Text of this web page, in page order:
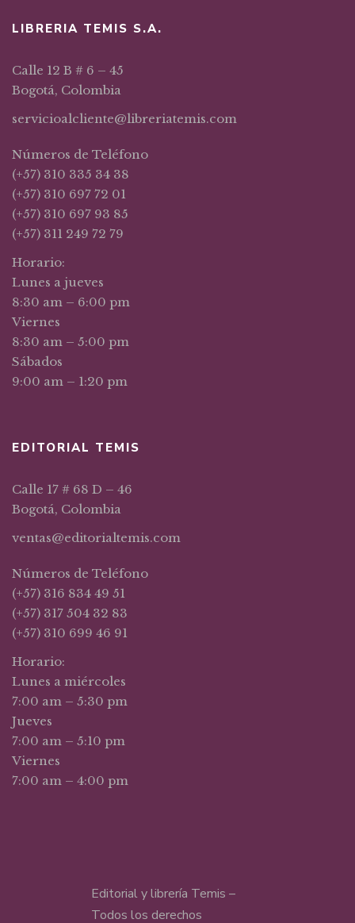
LIBRERIA TEMIS S.A.
Calle 12 B # 6 – 45
Bogotá, Colombia
servicioalcliente@libreriatemis.com
Números de Teléfono
(+57) 310 335 34 38
(+57) 310 697 72 01
(+57) 310 697 93 85
(+57) 311 249 72 79
Horario:
Lunes a jueves
8:30 am – 6:00 pm
Viernes
8:30 am – 5:00 pm
Sábados
9:00 am – 1:20 pm
EDITORIAL TEMIS
Calle 17 # 68 D – 46
Bogotá, Colombia
ventas@editorialtemis.com
Números de Teléfono
(+57) 316 834 49 51
(+57) 317 504 32 83
(+57) 310 699 46 91
Horario:
Lunes a miércoles
7:00 am – 5:30 pm
Jueves
7:00 am – 5:10 pm
Viernes
7:00 am – 4:00 pm
Editorial y librería Temis –
Todos los derechos